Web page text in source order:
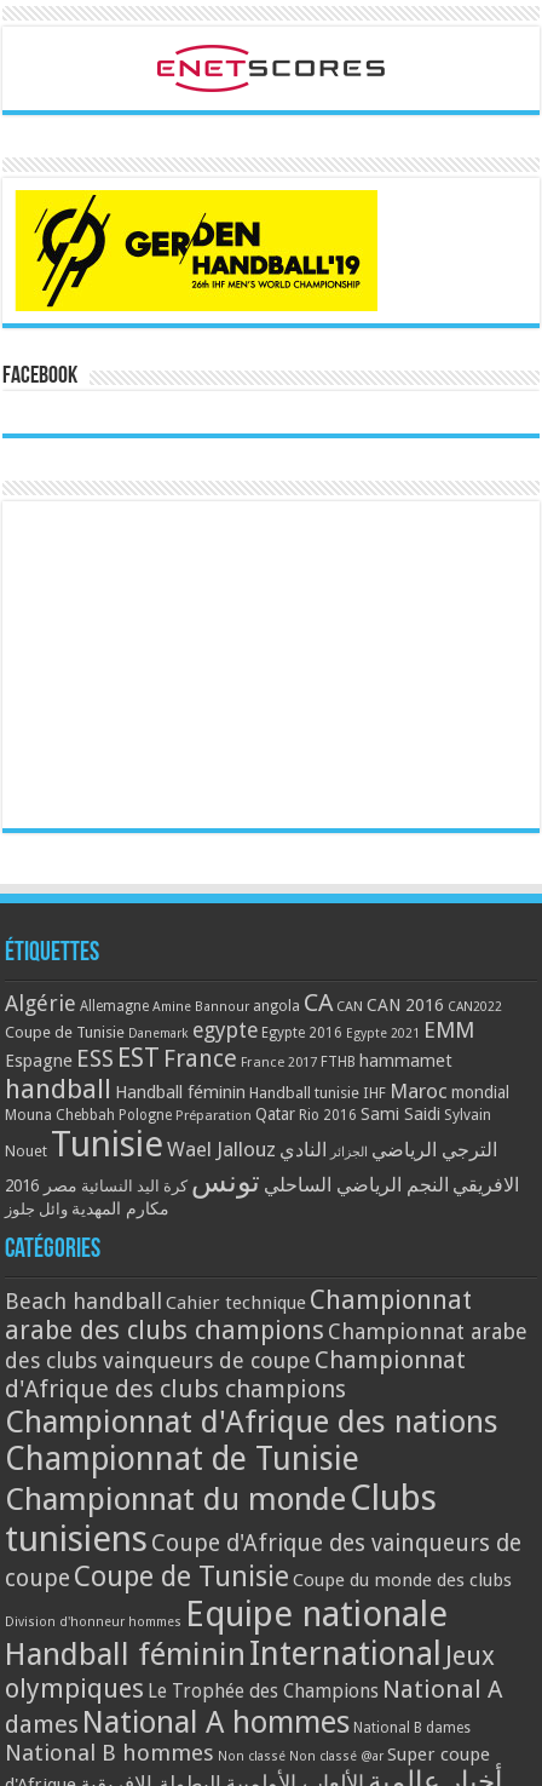
Facebook
Étiquettes
Algérie Allemagne Amine Bannour angola CA CAN CAN 2016 CAN2022
Coupe de Tunisie Danemark egypte Egypte 2016 Egypte 2021 EMM
Espagne ESS EST France France 2017 FTHB hammamet
handball Handball féminin Handball tunisie IHF Maroc mondial
Mouna Chebbah Pologne Préparation Qatar Rio 2016 Sami Saidi Sylvain
Nouet Tunisie Wael Jallouz الترجي الرياضي الجزائر النادي
الافريقي النجم الرياضي الساحلي تونس كرة اليد النسائية مصر 2016
مكارم المهدية وائل جلوز
Catégories
Beach handball Cahier technique Championnat
arabe des clubs champions Championnat arabe
des clubs vainqueurs de coupe Championnat
d'Afrique des clubs champions
Championnat d'Afrique des nations
Championnat de Tunisie
Championnat du monde Clubs
tunisiens Coupe d'Afrique des vainqueurs de
coupe Coupe de Tunisie Coupe du monde des clubs
Division d'honneur hommes Equipe nationale
Handball féminin International Jeux
olympiques Le Trophée des Champions National A
dames National A hommes National B dames
National B hommes Non classé Non classé @ar Super coupe